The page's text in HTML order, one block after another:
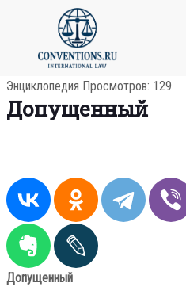
Энциклопедия Просмотров: 129
Допущенный
Допущенный